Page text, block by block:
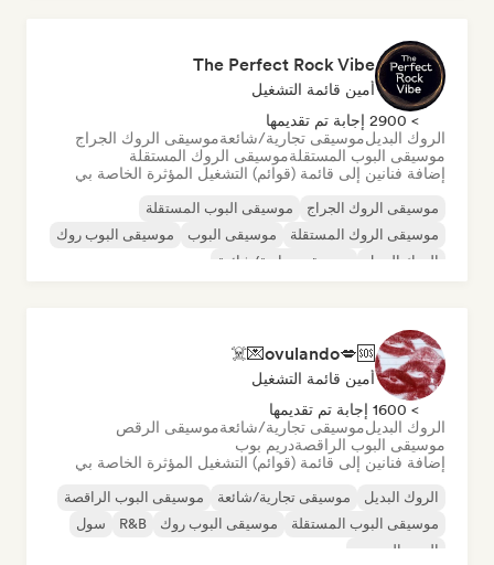
The Perfect Rock Vibe
أمين قائمة التشغيل
> 2900 إجابة تم تقديمها
الروك البديلموسيقى تجارية/شائعةموسيقى الروك الجراج
موسيقى البوب المستقلةموسيقى الروك المستقلة
إضافة فنانين إلى قائمة (قوائم) التشغيل المؤثرة الخاصة بي
موسيقى الروك الجراج
موسيقى البوب المستقلة
موسيقى الروك المستقلة
موسيقى البوب
موسيقى البوب روك
الروك البديل
موسيقى تجارية/شائعة
ovulando💋🆘💌☠️
أمين قائمة التشغيل
> 1600 إجابة تم تقديمها
الروك البديلموسيقى تجارية/شائعةموسيقى الرقص
موسيقى البوب الراقصةدريم بوب
إضافة فنانين إلى قائمة (قوائم) التشغيل المؤثرة الخاصة بي
الروك البديل موسيقى تجارية/شائعة
موسيقى البوب الراقصة
موسيقى البوب المستقلة
موسيقى البوب روك R&B
سول
البوب الحضري